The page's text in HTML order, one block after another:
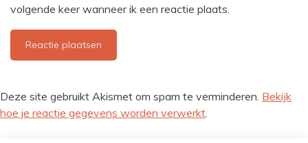
volgende keer wanneer ik een reactie plaats.
Deze site gebruikt Akismet om spam te verminderen. Bekijk
hoe je reactie gegevens worden verwerkt